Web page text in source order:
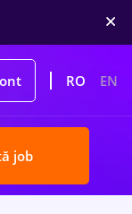
RO EN
job